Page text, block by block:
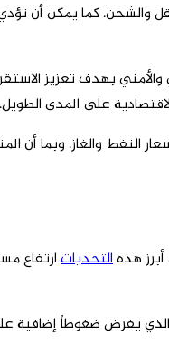
والشحن. كما يمكن أن
بهدف تعزيز
على المدى الطويل.
النفط والغاز. وبما
هذهالتحدياتارتفاع
الذي يفرض ضغوطاً